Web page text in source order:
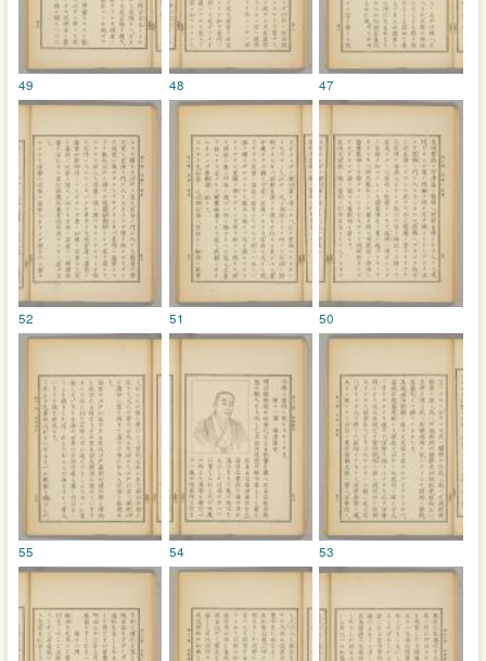
47
48
49
50
51
52
53
54
55